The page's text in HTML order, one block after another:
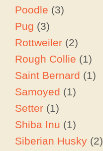
Poodle (3)
Pug (3)
Rottweiler (2)
Rough Collie (1)
Saint Bernard (1)
Samoyed (1)
Setter (1)
Shiba Inu (1)
Siberian Husky (2)